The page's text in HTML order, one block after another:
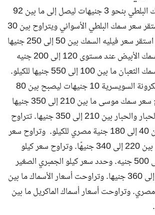
وارتفع سعر كيلو سمك البلطي بنحو 3 جنيهات ليصل إلى ما بين 92
و94 جنيها للكيلو. استقر سعر سمك البلطي الأسواني ويتراوح بين 30
إلى 70 جنيها للكيلو. استقر سعر فيليه السمك بين 50 إلى 250 جنيها
للكيلو. استقر سعر السمك الأبيض عند مستوى 120 إلى 200 جنيه
للكيلو. وتراوح سعر سمك الثعبان ما بين 100 إلى 550 جنيها للكيلو.
وارتفع سعر كيلو المعكرونة السويسرية 10 جنيهات ليصبح بين 80
و150 جنيها. وتراوح سعر سمك موسى ما بين 210 إلى 350 جنيها
للكيلو. وتراوح سعر الحبار والحبار بين 210 إلى 350 جنيها. تتراوح
أسعار الكابوريا ما بين 40 إلى 180 جنية مصري للكيلو. ‎ وتراوح سعر
كيلو سمك البربون ما بين 220 إلى 340 جنيهًا. وتراوح سعر كيلو
الجمبري بين 380 إلى 500 جنيه. وحدد سعر كيلو الجمبري الصغير
بما يتراوح بين 160 إلى 360 جنيها. وتراوحت أسعار الأسماك ما بين
160 جنية مصري. وتراوحت أسعار أسماك الماكريل ما بين